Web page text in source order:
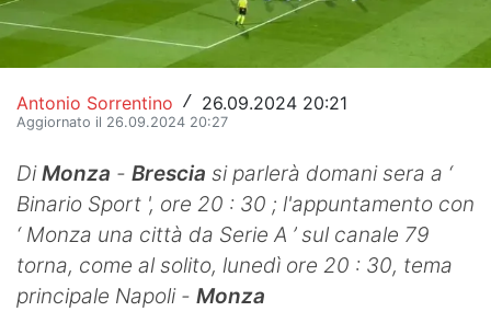
Pallamano
Altre
News
Turismo
Eventi
Antonio Sorrentino / 26.09.2024 20:21
Aggiornato il 26.09.2024 20:27
DiMonza - Brescia si parlerà domani sera a ‘
Binario Sport ', ore 20 : 30 ; l'appuntamento con
‘ Monza una città da Serie A ’ sul canale 79
torna, come al solito, lunedì ore 20 : 30, tema
principale Napoli - Monza